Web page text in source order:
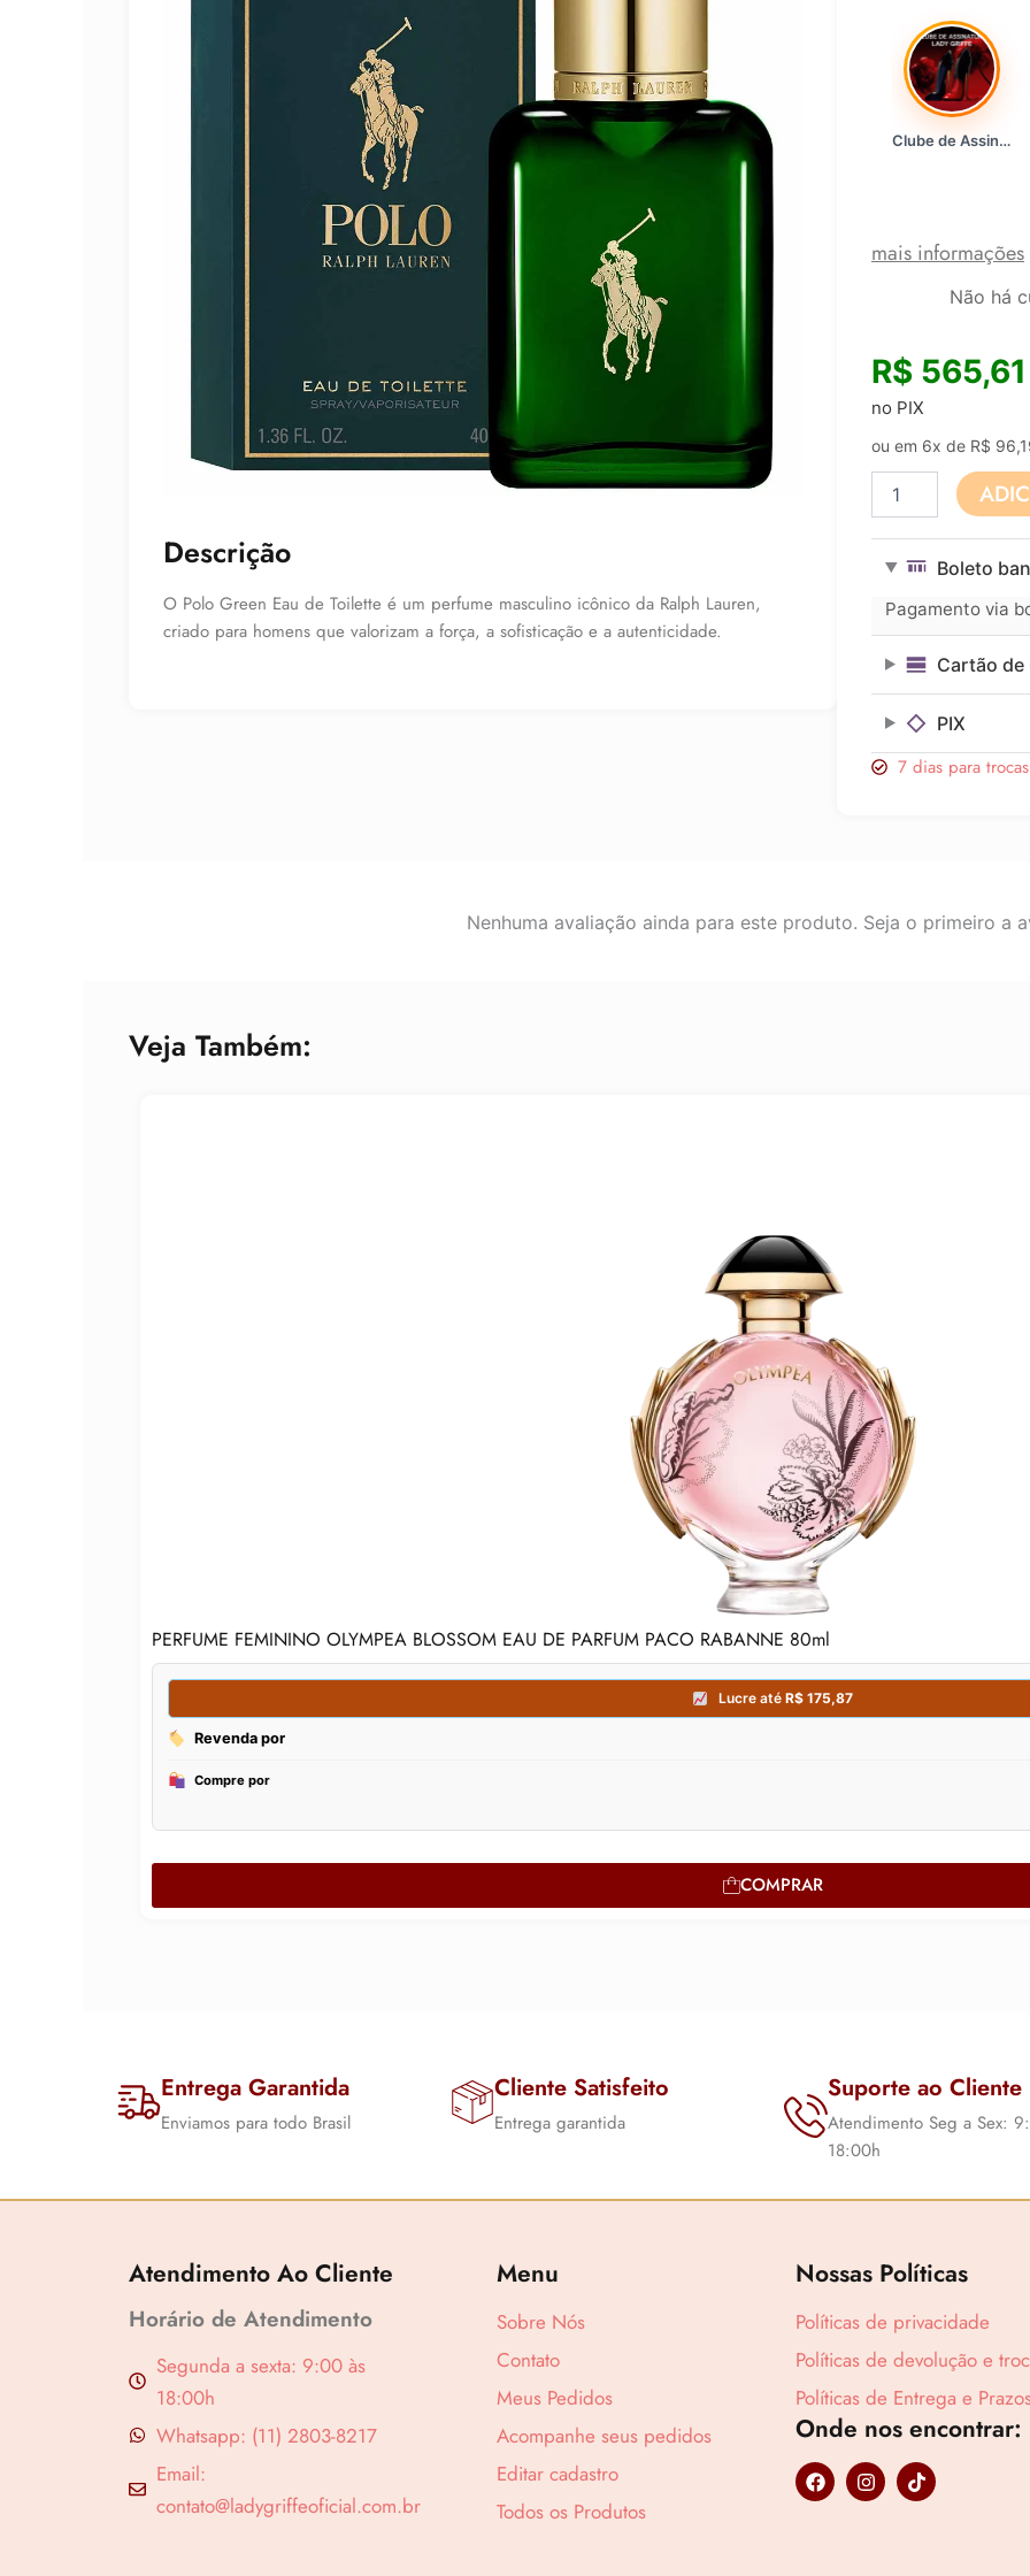
Descrição
O Polo Green Eau de Toilette é um perfume masculino icônico da Ralph Lauren,
criado para homens que valorizam a força, a sofisticação e a autenticidade.
Clube de Assinatura Lady Griffe
mais informações
Não há
R$ 565,61
no PIX
ou em 6x de R$
Masculino
Eau
Toilette
125ml
quantidade
Boleto
Pagamento via
Cartão de
PIX
7 dias para
Nenhuma avaliação ainda para este produto. Seja o primeiro a
Veja Também:
PERFUME FEMININO OLYMPEA BLOSSOM EAU DE PARFUM PACO RABANNE 80ml
Compre por
COMPRAR
Entrega Garantida
Enviamos para todo Brasil
Cliente Satisfeito
Entrega garantida
Suporte ao Cliente
Atendimento Seg a Sex:
18:00h
Atendimento Ao Cliente
Horário de Atendimento
Segunda a sexta: 9:00 às
18:00h
Whatsapp: (11) 2803-8217
Email:
contato@ladygriffeoficial.com.br
Menu
Sobre Nós
Contato
Meus Pedidos
Acompanhe seus pedidos
Editar cadastro
Todos os Produtos
Nossas Políticas
Políticas de privacidade
Políticas de devolução e
Políticas de Entrega e
Onde nos encontrar:
F
a
I
n
T
i